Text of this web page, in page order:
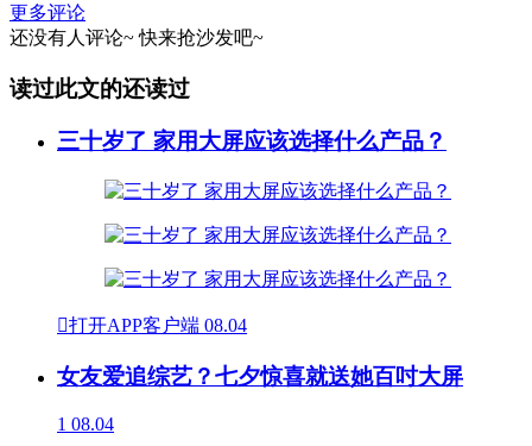
更多评论
还没有人评论~ 快来抢沙发吧~
读过此文的还读过
三十岁了 家用大屏应该选择什么产品？
打开APP客户端 08.04
女友爱追综艺？七夕惊喜就送她百吋大屏
1 08.04